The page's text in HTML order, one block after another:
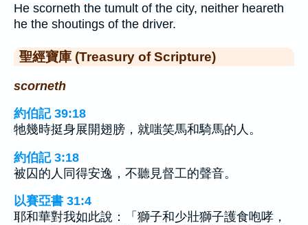
He scorneth the tumult of the city, neither heareth
he the shoutings of the driver.
聖經寶庫 (Treasury of Scripture)
scorneth
約伯記 39:18
牠幾時挺身展開翅膀，就嗤笑馬和騎馬的人。
約伯記 3:18
被囚的人同得安逸，不聽見督工的聲音。
以賽亞書 31:4
耶和華對我如此說：「獅子和少壯獅子護食咆哮，